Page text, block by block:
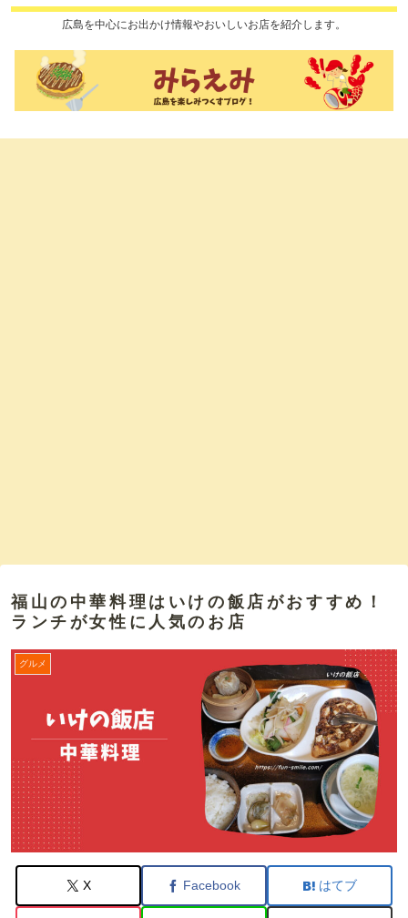
広島を中心にお出かけ情報やおいしいお店を紹介します。
福山の中華料理はいけの飯店がおすすめ！
ランチが女性に人気のお店
グルメ
X Facebook はてブ